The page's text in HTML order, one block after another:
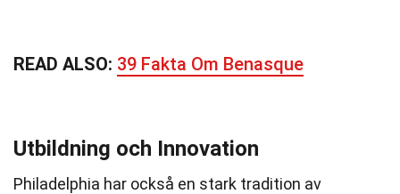
READ ALSO: 39 Fakta Om Benasque
Utbildning och Innovation
Philadelphia har också en stark tradition av